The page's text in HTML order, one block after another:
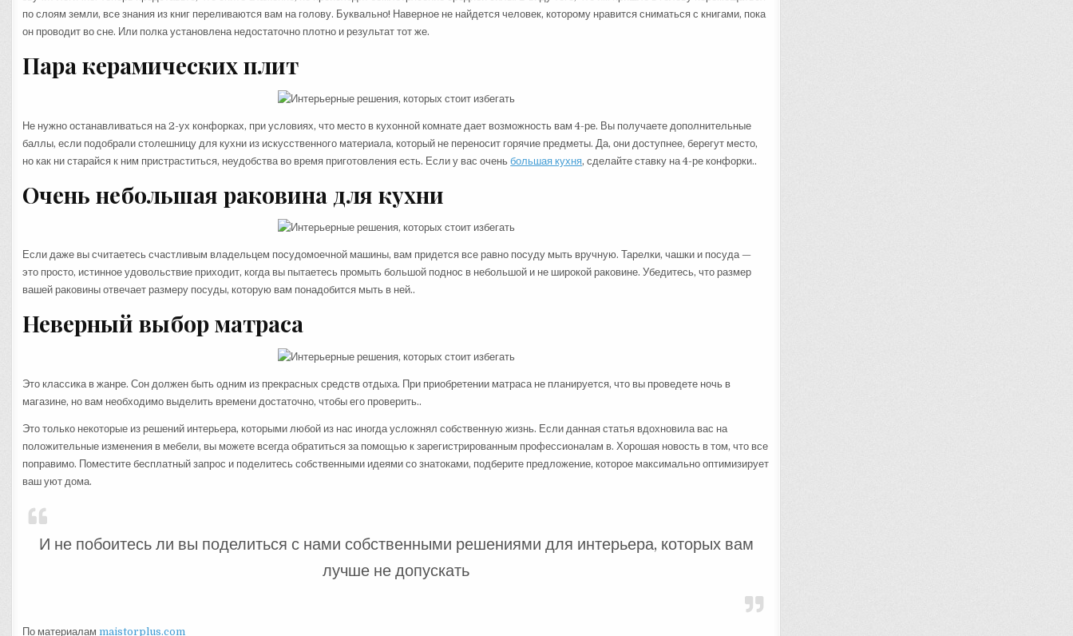
по слоям земли, все знания из книг переливаются вам на голову. Буквально! Наверное не найдется человек, которому нравится сниматься с книгами, пока
он проводит во сне. Или полка установлена недостаточно плотно и результат тот же.
Пара керамических плит
Не нужно останавливаться на 2-ух конфорках, при условиях, что место в кухонной комнате дает возможность вам 4-ре. Вы получаете дополнительные
баллы, если подобрали столешницу для кухни из искусственного материала, который не переносит горячие предметы. Да, они доступнее, берегут место,
но как ни старайся к ним пристраститься, неудобства во время приготовления есть. Если у вас оченьбольшая кухня, сделайте ставку на 4-ре конфорки..
Очень небольшая раковина для кухни
Если даже вы считаетесь счастливым владельцем посудомоечной машины, вам придется все равно посуду мыть вручную. Тарелки, чашки и посуда —
это просто, истинное удовольствие приходит, когда вы пытаетесь промыть большой поднос в небольшой и не широкой раковине. Убедитесь, что размер
вашей раковины отвечает размеру посуды, которую вам понадобится мыть в ней..
Неверный выбор матраса
Это классика в жанре. Сон должен быть одним из прекрасных средств отдыха. При приобретении матраса не планируется, что вы проведете ночь в
магазине, но вам необходимо выделить времени достаточно, чтобы его проверить..
Это только некоторые из решений интерьера, которыми любой из нас иногда усложнял собственную жизнь. Если данная статья вдохновила вас на
положительные изменения в мебели, вы можете всегда обратиться за помощью к зарегистрированным профессионалам в. Хорошая новость в том, что все
поправимо. Поместите бесплатный запрос и поделитесь собственными идеями со знатоками, подберите предложение, которое максимально оптимизирует
ваш уют дома.
И не побоитесь ли вы поделиться с нами собственными решениями для интерьера, которых вам
лучше не допускать
По материаламmaistorplus.com